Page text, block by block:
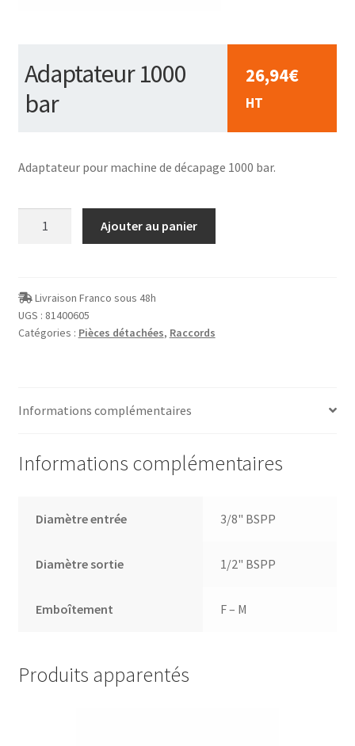
Adaptateur 1000
bar
26,94€
HT
Adaptateur pour machine de décapage 1000 bar.
bar
Ajouter au panier
Livraison Franco sous 48h
UGS : 81400605
Catégories : Pièces détachées, Raccords
Informations complémentaires
Informations complémentaires
Diamètre entrée 3/8" BSPP
Diamètre sortie 1/2" BSPP
Emboîtement F – M
Produits apparentés